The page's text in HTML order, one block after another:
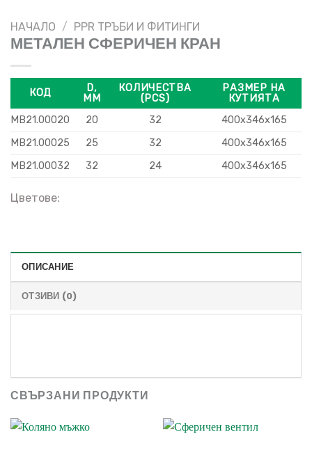
НАЧАЛО / PPR ТРЪБИ И ФИТИНГИ
МЕТАЛЕН СФЕРИЧЕН КРАН
КОД
D,
MM
КОЛИЧЕСТВА
(PCS)
РАЗМЕР НА
КУТИЯТА
MB21.00020
20 32
400x346x165
MB21.00025
25 32
400x346x165
MB21.00032
32 24 400x346x165
Цветове:
ОПИСАНИЕ
ОТЗИВИ (0)
СВЪРЗАНИ ПРОДУКТИ